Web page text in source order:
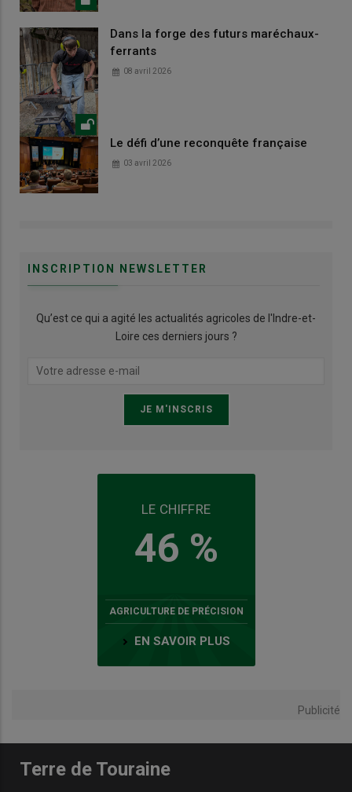
Dans la forge des futurs maréchaux-
ferrants
08 avril 2026
Le défi d’une reconquête française
03 avril 2026
INSCRIPTION NEWSLETTER
Qu’est ce qui a agité les actualités agricoles de l'Indre-et-
Loire ces derniers jours ?
LE CHIFFRE
46 %
AGRICULTURE DE PRÉCISION
EN SAVOIR PLUS
Publicité
Terre de Touraine